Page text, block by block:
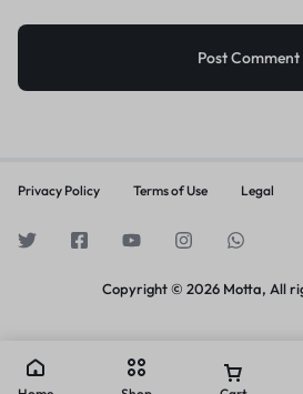
Privacy Policy Terms of Use Legal
Copyright © 2026 Motta, All